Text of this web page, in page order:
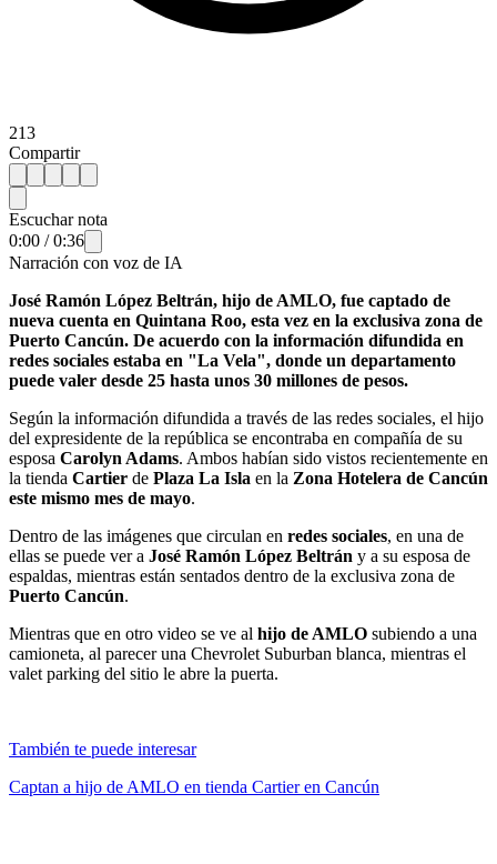
213
Compartir
Escuchar nota
0:00 /0:36
Narración con voz de IA
José Ramón López Beltrán, hijo de AMLO, fue captado de
nueva cuenta en Quintana Roo, esta vez en la exclusiva zona de
Puerto Cancún. De acuerdo con la información difundida en
redes sociales estaba en "La Vela", donde un departamento
puede valer desde 25 hasta unos 30 millones de pesos.
Según la información difundida a través de las redes sociales, el hijo
del expresidente de la república se encontraba en compañía de su
esposa Carolyn Adams. Ambos habían sido vistos recientemente en
la tienda Cartier de Plaza La Isla en la Zona Hotelera de Cancún
este mismo mes de mayo.
Dentro de las imágenes que circulan en redes sociales, en una de
ellas se puede ver a José Ramón López Beltrán y a su esposa de
espaldas, mientras están sentados dentro de la exclusiva zona de
Puerto Cancún.
Mientras que en otro video se ve al hijo de AMLO subiendo a una
camioneta, al parecer una Chevrolet Suburban blanca, mientras el
valet parking del sitio le abre la puerta.
También te puede interesar
Captan a hijo de AMLO en tienda Cartier en Cancún